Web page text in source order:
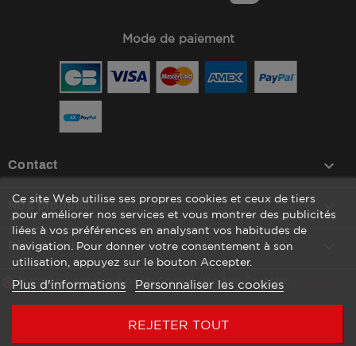
Mode de paiement
Contact keyboard_arrow_down
Nos produits 
Plan du site
Marchand approuvé par la Société des Avis Garantis,
Ce site Web utilise ses propres cookies et ceux de tiers
pour améliorer nos services et vous montrer des publicités
liées à vos préférences en analysant vos habitudes de
navigation. Pour donner votre consentement à son
utilisation, appuyez sur le bouton Accepter.
Plus d'informations Personnaliser les cookies
REJETER TOUT